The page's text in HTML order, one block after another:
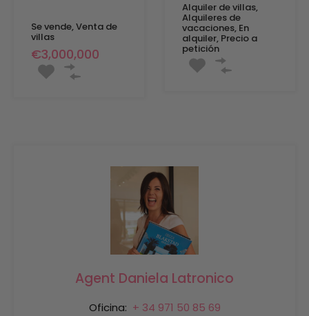
Se vende, Venta de
villas
€3,000,000
Alquiler de villas,
Alquileres de
vacaciones, En
alquiler, Precio a
petición
Agent Daniela Latronico
Oficina: + 34 971 50 85 69